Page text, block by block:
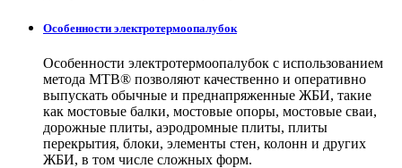
Особенности электротермоопалубок
Особенности электротермоопалубок с использованием
метода МТВ® позволяют качественно и оперативно
выпускать обычные и преднапряженные ЖБИ, такие
как мостовые балки, мостовые опоры, мостовые сваи,
дорожные плиты, аэродромные плиты, плиты
перекрытия, блоки, элементы стен, колонн и других
ЖБИ, в том числе сложных форм.